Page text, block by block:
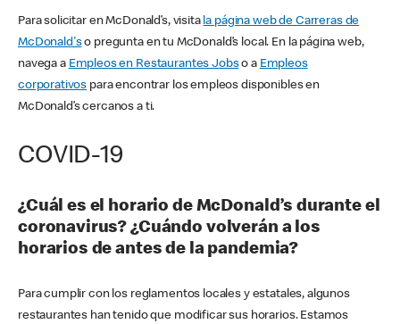
Para solicitar en McDonald’s, visita la página web de Carreras de
McDonald'so pregunta en tu McDonald’s local. En la página web,
navega a Empleos en Restaurantes Jobso a Empleos
corporativos para encontrar los empleos disponibles en
McDonald’s cercanos a ti.
COVID-19
¿Cuál es el horario de McDonald’s durante el
coronavirus? ¿Cuándo volverán a los
horarios de antes de la pandemia?
Para cumplir con los reglamentos locales y estatales, algunos
restaurantes han tenido que modificar sus horarios. Estamos